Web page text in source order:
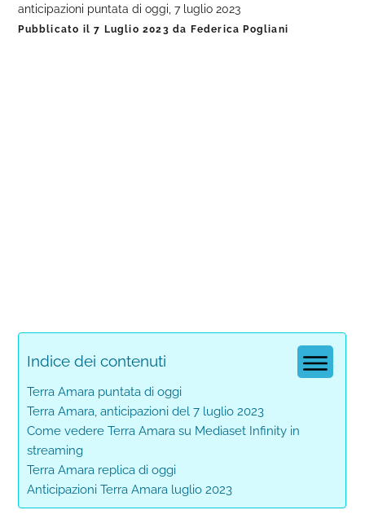
anticipazioni puntata di oggi, 7 luglio 2023
Pubblicato il7 Luglio 2023 da Federica Pogliani
Indice dei contenuti
Terra Amara puntata di oggi
Terra Amara, anticipazioni del 7 luglio 2023
Come vedere Terra Amara su Mediaset Infinity in
streaming
Terra Amara replica di oggi
Anticipazioni Terra Amara luglio 2023